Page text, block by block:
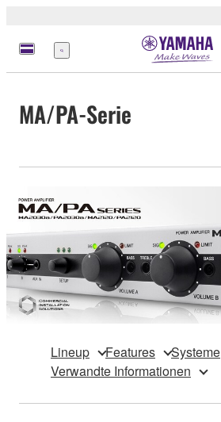
Menü
MA/PA-Serie
Lineup Features
Systeme
Verwandte Informationen